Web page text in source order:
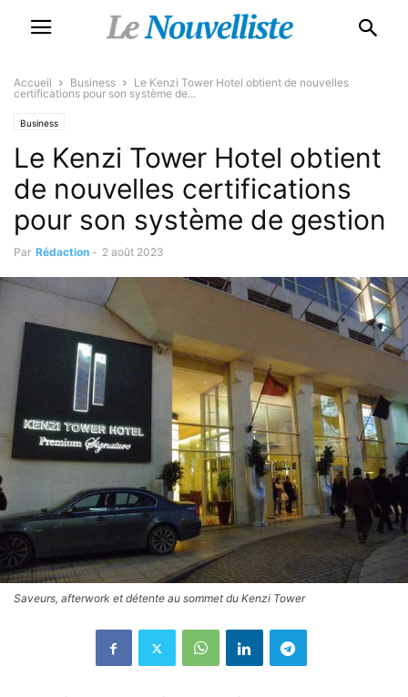
Accueil Business
Le Kenzi Tower Hotel obtient de nouvelles
certifications pour son système de...
Business
Le Kenzi Tower Hotel obtient
de nouvelles certifications
pour son système de gestion
Par Rédaction - 2 août 2023
Saveurs, afterwork et détente au sommet du Kenzi Tower